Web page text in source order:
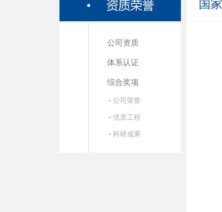
公司资质
体系认证
综合奖项
• 公司荣誉
• 优质工程
• 科研成果
国